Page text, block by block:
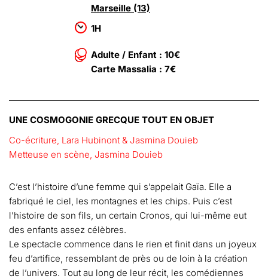
Marseille (13)
1H
Adulte / Enfant : 10€
Carte Massalia : 7€
UNE COSMOGONIE GRECQUE TOUT EN OBJET
Co-écriture, Lara Hubinont & Jasmina Douieb
Metteuse en scène, Jasmina Douieb
C’est l’histoire d’une femme qui s’appelait Gaïa. Elle a
fabriqué le ciel, les montagnes et les chips. Puis c’est
l’histoire de son fils, un certain Cronos, qui lui-même eut
des enfants assez célèbres.
Le spectacle commence dans le rien et finit dans un joyeux
feu d’artifice, ressemblant de près ou de loin à la création
de l’univers. Tout au long de leur récit, les comédiennes